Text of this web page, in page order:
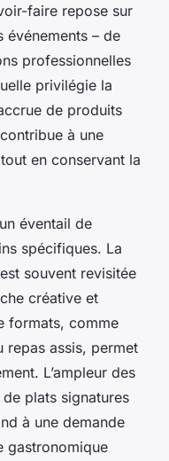
faire repose sur
événements – de
professionnelles
privilégie la
de produits
à une
en conservant la
éventail de
spécifiques. La
souvent revisitée
créative et
formats, comme
assis, permet
L’ampleur des
plats signatures
à une demande
gastronomique